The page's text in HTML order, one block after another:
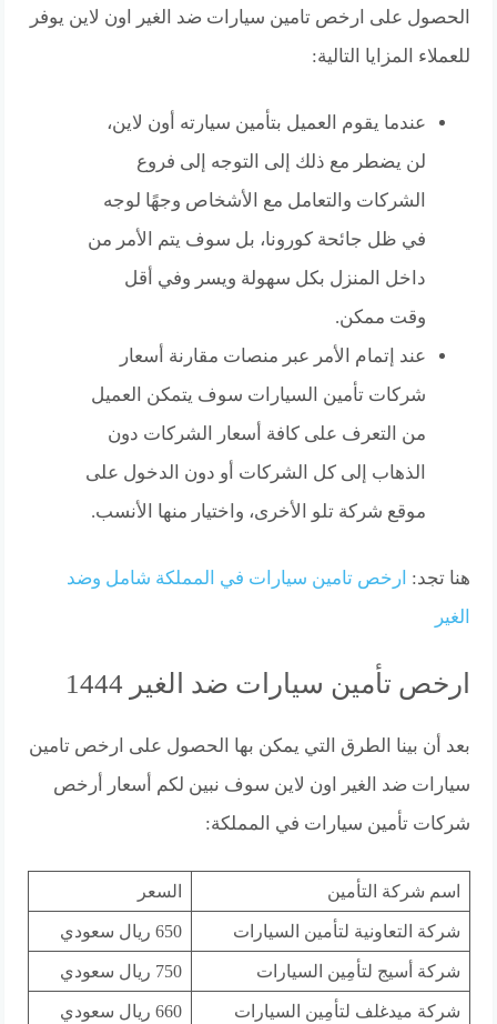
الحصول على ارخص تامين سيارات ضد الغير اون لاين يوفر
للعملاء المزايا التالية:
عندما يقوم العميل بتأمين سيارته أون لاين،
لن يضطر مع ذلك إلى التوجه إلى فروع
الشركات والتعامل مع الأشخاص وجهًا لوجه
في ظل جائحة كورونا، بل سوف يتم الأمر من
داخل المنزل بكل سهولة ويسر وفي أقل
وقت ممكن.
عند إتمام الأمر عبر منصات مقارنة أسعار
شركات تأمين السيارات سوف يتمكن العميل
من التعرف على كافة أسعار الشركات دون
الذهاب إلى كل الشركات أو دون الدخول على
موقع شركة تلو الأخرى، واختيار منها الأنسب.
هنا تجد: ارخص تامين سيارات في المملكة شامل وضد
الغير
ارخص تأمين سيارات ضد الغير 1444
بعد أن بينا الطرق التي يمكن بها الحصول على ارخص تامين
سيارات ضد الغير اون لاين سوف نبين لكم أسعار أرخص
شركات تأمين سيارات في المملكة:
اسم شركة التأمين السعر
شركة التعاونية لتأمين السيارات 650 ريال سعودي
شركة أسيج لتأمِين السيارات 750 ريال سعودي
شركة ميدغلف لتأمِين السيارات 660 ريال سعودي